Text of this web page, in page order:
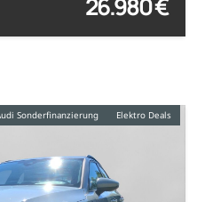
26.980 €
Audi Sonderfinanzierung Elektro Deals